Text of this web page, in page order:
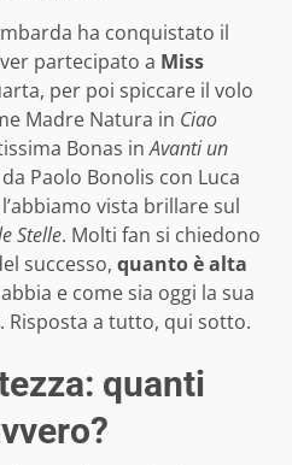
ha conquistato il
partecipato a Miss
per poi spiccare il volo
Madre Natura in Ciao
Bonas inAvanti un
Paolo Bonolis con Luca
vista brillare sul
Stelle. Molti fan si chiedono
successo, quanto è alta
e come sia oggi la sua
Risposta a tutto, qui sotto.
quanti